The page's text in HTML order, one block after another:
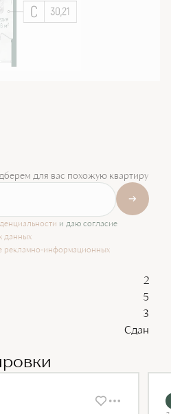
для вас похожую квартиру
и даю согласие
данных
рекламно-информационных
2
5
3
Сдан